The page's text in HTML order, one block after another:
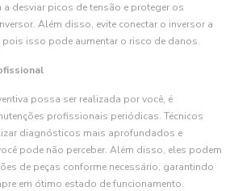
desviar picos de tensão e proteger os
Além disso, evite conectar o inversor a
pois isso pode aumentar o risco de danos.
possa ser realizada por você, é
profissionais periódicas. Técnicos
diagnósticos mais aprofundados e
pode não perceber. Além disso, eles podem
de peças conforme necessário, garantindo
em ótimo estado de funcionamento.